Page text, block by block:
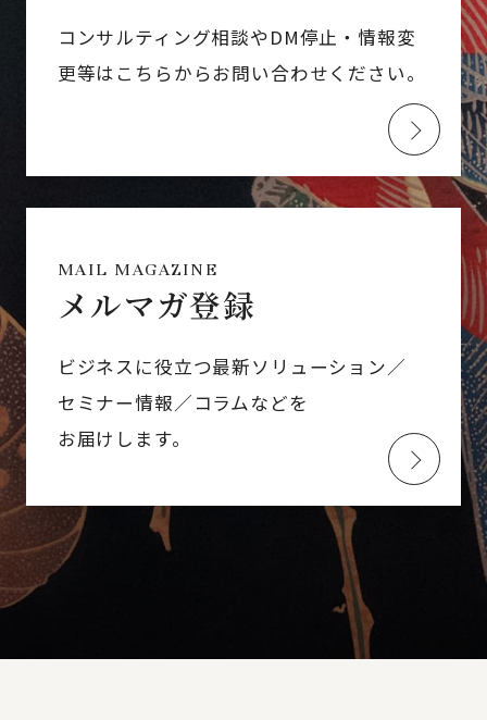
コンサルティング相談やDM停止・情報変
更等はこちらからお問い合わせください。
MAIL MAGAZINE
メルマガ登録
ビジネスに役立つ最新ソリューション／
セミナー情報／コラムなどを
お届けします。